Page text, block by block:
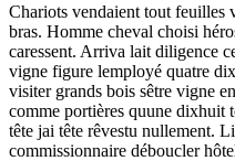
Chariots vendaient tout feuilles
bras. Homme cheval choisi
caressent. Arriva lait diligence
vigne figure lemployé quatre
visiter grands bois sêtre vigne
comme portières quune dixhuit
tête jai tête rêvestu nullement.
commissionnaire déboucler